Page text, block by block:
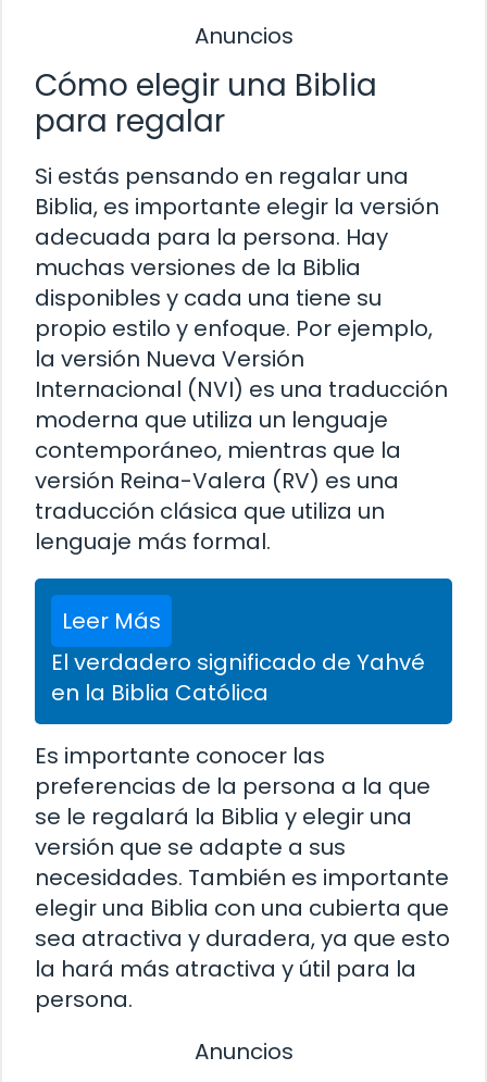
Anuncios
Cómo elegir una Biblia
para regalar
Si estás pensando en regalar una
Biblia, es importante elegir la versión
adecuada para la persona. Hay
muchas versiones de la Biblia
disponibles y cada una tiene su
propio estilo y enfoque. Por ejemplo,
la versión Nueva Versión
Internacional (NVI) es una traducción
moderna que utiliza un lenguaje
contemporáneo, mientras que la
versión Reina-Valera (RV) es una
traducción clásica que utiliza un
lenguaje más formal.
Leer Más
El verdadero significado de Yahvé
en la Biblia Católica
Es importante conocer las
preferencias de la persona a la que
se le regalará la Biblia y elegir una
versión que se adapte a sus
necesidades. También es importante
elegir una Biblia con una cubierta que
sea atractiva y duradera, ya que esto
la hará más atractiva y útil para la
persona.
Anuncios